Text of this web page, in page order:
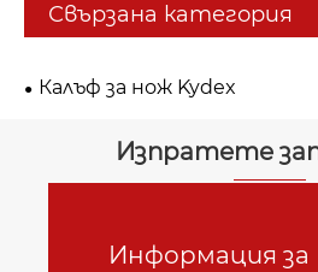
Свързана категория
Калъф за нож Kydex
Изпратете
Информация за